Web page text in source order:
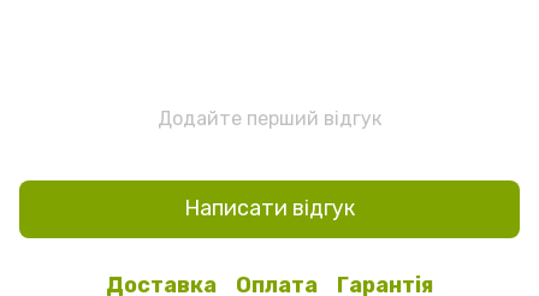
Додайте перший відгук
Написати відгук
Доставка Оплата Гарантія